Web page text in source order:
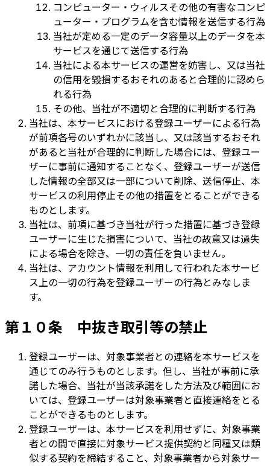
コンピューター・ウィルスその他の有害なコンピ
ューター・プログラムを含む情報を送信する行為
当社が定める一定のデータ容量以上のデータを本
サービスを通じて送信する行為
当社による本サービスの運営を妨害し、又は当社
の信用を毀損するおそれのあると合理的に認めら
れる行為
その他、当社が不適切と合理的に判断する行為
当社は、本サービスにおける登録ユーザーによる行為
が前項各号のいずれかに該当し、又は該当するおそれ
があると当社が合理的に判断した場合には、登録ユー
ザーに事前に通知することなく、登録ユーザーが送信
した情報の全部又は一部について削除、送信停止、本
サービスの利用停止その他の措置をとることができる
ものとします。
当社は、前項に基づき当社が行った措置に基づき登録
ユーザーに生じた損害について、当社の故意又は過失
による場合を除き、一切の責任を負いません。
当社は、アカウント情報を利用して行われた本サービ
ス上の一切の行為を登録ユーザーの行為とみなしま
す。
第１０条 中抜き取引等の禁止
登録ユーザーは、対象事業者との連絡を本サービスを
通じてのみ行うものとします。但し、当社が事前に承
諾した場合、当社が当該承諾をした方法及び範囲にお
いては、登録ユーザーは対象事業者と直接連絡をとる
ことができるものとします。
登録ユーザーは、本サービスを利用せずに、対象事業
者との間で直接に対象サービス提供契約と同種又は類
似する契約を締結すること、対象事業者から対象サー